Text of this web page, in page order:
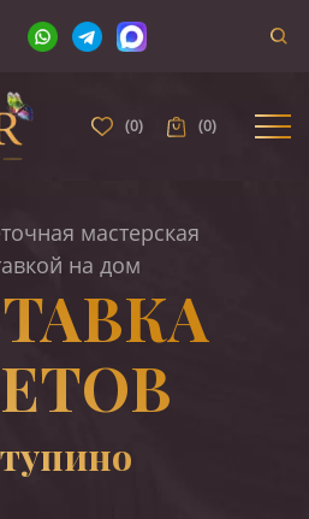
(0) (0)
мастерская
на дом